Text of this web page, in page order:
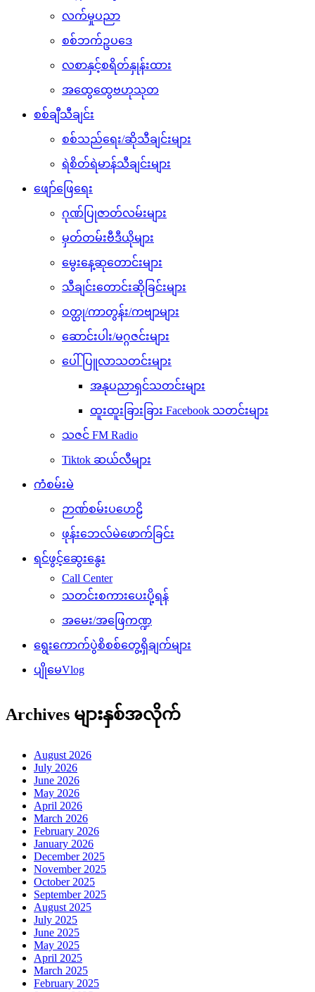
လက်မှုပညာ
စစ်ဘက်ဥပဒေ
လစာနှင့်စရိတ်နှုန်းထား
အထွေထွေဗဟုသုတ
စစ်ချီသီချင်း
စစ်သည်ရေး/ဆိုသီချင်းများ
ရဲစိတ်ရဲမာန်သီချင်းများ
ဖျော်ဖြေရေး
ဂုဏ်ပြုဇာတ်လမ်းများ
မှတ်တမ်းဗီဒီယိုများ
မွေးနေ့ဆုတောင်းများ
သီချင်းတောင်းဆိုခြင်းများ
ဝတ္ထု/ကာတွန်း/ကဗျာများ
ဆောင်းပါး/မဂ္ဂဇင်းများ
ပေါ်ပြူလာသတင်းများ
အနုပညာရှင်သတင်းများ
ထူးထူးခြားခြား Facebook သတင်းများ
သဇင် FM Radio
Tiktok ဆယ်လီများ
ကံစမ်းမဲ
ဉာဏ်စမ်းပဟေဠိ
ဖုန်းဘေလ်မဲဖောက်ခြင်း
ရင်ဖွင့်ဆွေးနွေး
Call Center
သတင်းစကားပေးပို့ရန်
အမေး/အဖြေကဏ္ဍ
ရွေးကောက်ပွဲစိစစ်တွေ့ရှိချက်များ
ပျိုမေVlog
Archives များနှစ်အလိုက်
August 2026
July 2026
June 2026
May 2026
April 2026
March 2026
February 2026
January 2026
December 2025
November 2025
October 2025
September 2025
August 2025
July 2025
June 2025
May 2025
April 2025
March 2025
February 2025